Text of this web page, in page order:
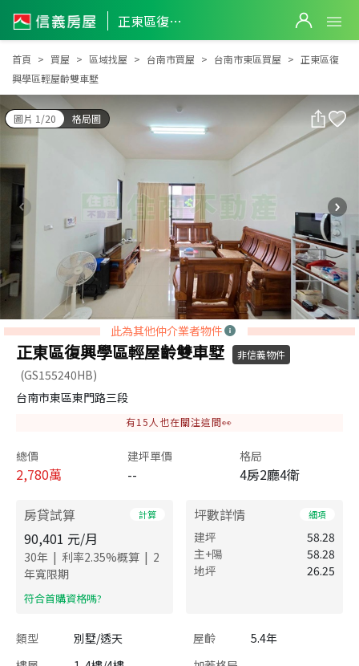
正東區復興學區輕屋齡雙車墅
正東區復興學區輕屋齡雙車墅
首頁 買屋 區域找屋 台南市買屋 台南市東區買屋
正東區復
興學區輕屋齡雙車墅
圖片 1/20 格局圖
此為其他仲介業者物件
正東區復興學區輕屋齡雙車墅 非信義物件
(GS155240HB)
台南市東區東門路三段
有15 人也在關注這間👀
總價
2,780萬
建坪單價
--
格局
4房2廳4衛
房貸試算 計算
90,401 元/月
30年 | 利率2.35%概算 | 2
年寬限期
​符合首購資格嗎?
坪數詳情 細項
建坪
58.28
主+陽
58.28
地坪
26.25
類型 別墅/透天 屋齡
5.4年